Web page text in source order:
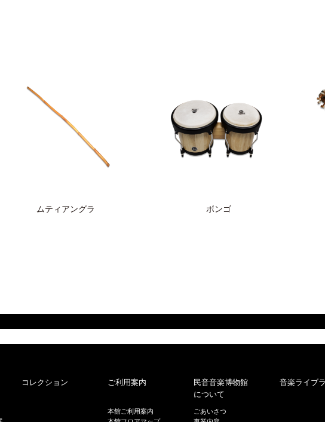
ムティアングラ ボンゴ
コレクション ご利用案内
本館ご利用案内
民音音楽博物館
について
ごあいさつ
音楽ライブ